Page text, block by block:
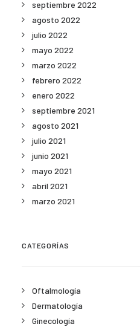
septiembre 2022
agosto 2022
julio 2022
mayo 2022
marzo 2022
febrero 2022
enero 2022
septiembre 2021
agosto 2021
julio 2021
junio 2021
mayo 2021
abril 2021
marzo 2021
CATEGORÍAS
Oftalmología
Dermatología
Ginecología